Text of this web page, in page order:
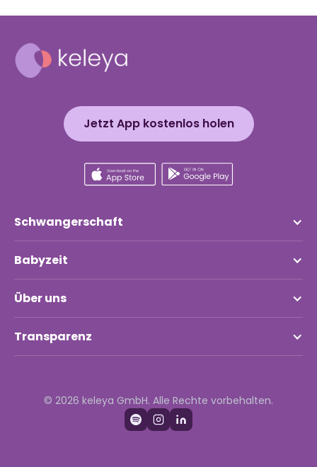
Jetzt App kostenlos holen
Schwangerschaft
Babyzeit
Über uns
Transparenz
© 2026 keleya GmbH. Alle Rechte vorbehalten.